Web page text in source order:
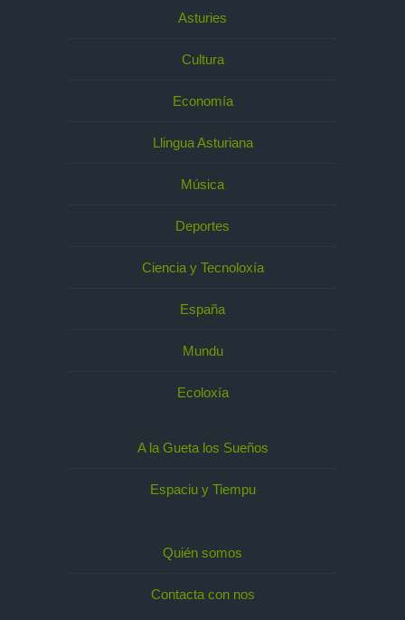
Asturies
Cultura
Economía
Llingua Asturiana
Música
Deportes
Ciencia y Tecnoloxía
España
Mundu
Ecoloxía
A la Gueta los Sueños
Espaciu y Tiempu
Quién somos
Contacta con nos